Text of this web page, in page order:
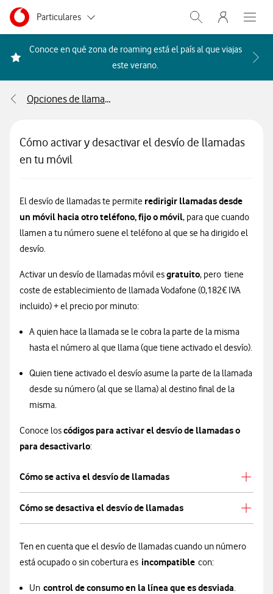
Ir a la pagina principal de vodafone.es
Menu navegación Segmento
Particulares
Autónomos
Grandes empresas
Abrir buscador.
Menu
Abre
Conoce en qué zona de roaming está el país al que viajas
este verano. Acceder a la FAQ Qué
Opciones de llamada y voz
Cómo activar y desactivar el desvío de llamadas
en tu móvil
El desvío de llamadas te permite redirigir llamadas desde
un móvil hacia otro teléfono, fijo o móvil, para que cuando
llamen a tu número suene el teléfono al que se ha dirigido el
desvío.
Activar un desvío de llamadas móvil esgratuito, pero tiene
coste de establecimiento de llamada Vodafone (0,182€ IVA
incluido) + el precio por minuto:
A quien hace la llamada se le cobra la parte de la misma
hasta el número al que llama (que tiene activado el desvío).
Quien tiene activado el desvío asume la parte de la llamada
desde su número (al que se llama) al destino final de la
misma.
Conoce loscódigos para activar el desvío de llamadas o
para desactivarlo:
Cómo se activa el desvío de llamadas
Cómo se desactiva el desvío de llamadas
Ten en cuenta que el desvío de llamadas cuando un número
está ocupado o sin cobertura es incompatible con:
Un control de consumo en la línea que es desviada.